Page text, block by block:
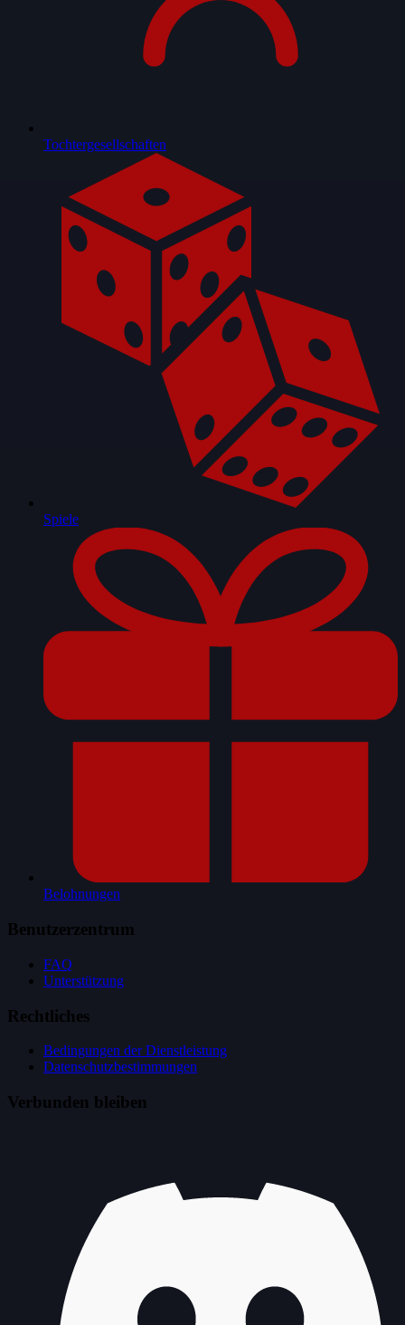
Tochtergesellschaften
Spiele
Belohnungen
Benutzerzentrum
FAQ
Unterstützung
Rechtliches
Bedingungen der Dienstleistung
Datenschutzbestimmungen
Verbunden bleiben